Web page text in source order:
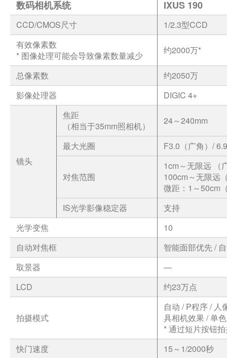
数码相机系统 IXUS 190
CCD/CMOS尺寸
1/2.3型CCD
有效像素数
* 图像处理可能会导致像素数量减少
约2000万*
总像素数
约2050万
影像处理器
DIGIC 4+
镜头
焦距
（相当于35mm照相机）
24～240mm
最大光圈 F3.0（广角）/
对焦范围
1cm～无限远 （
100cm～无限远
微距：1～50cm
IS光学影像稳定器
支持
光学变焦
10
自动对焦框
智能面部优先 /
取景器
—
LCD
约23万点
拍摄模式
自动 / P程序 / 人
具相机效果 / 单
* 通过短片按钮
快门速度
15～1/2000秒